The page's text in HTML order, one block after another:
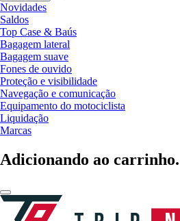
Novidades
Saldos
Top Case & Baús
Bagagem lateral
Bagagem suave
Fones de ouvido
Proteção e visibilidade
Navegação e comunicação
Equipamento do motociclista
Liquidação
Marcas
Adicionando ao